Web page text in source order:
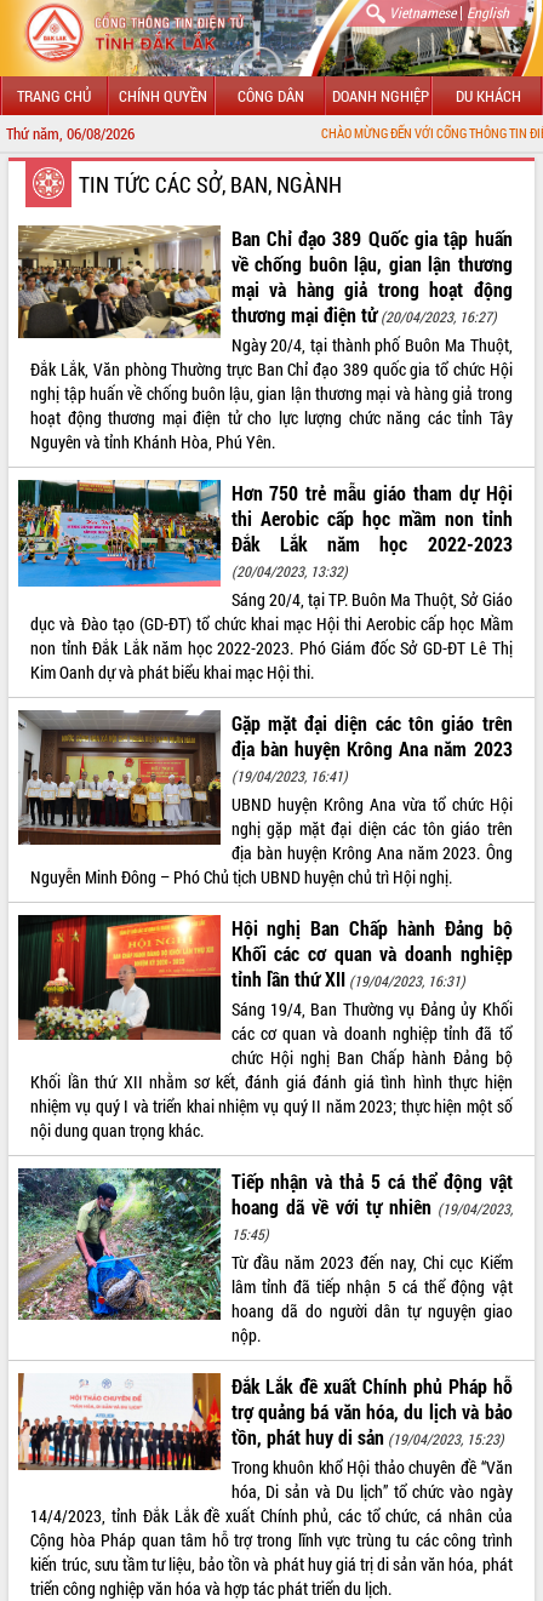
Vietnamese| English
TRANG CHỦ CHÍNH QUYỀN CÔNG DÂN DOANH NGHIỆP DU KHÁCH
Thứ năm, 06/08/2026 CHÀO MỪNG ĐẾN VỚI CỔNG THÔNG TIN ĐIỆN TỬ TỈNH
GIỚI THIỆU
LÃNH ĐẠO UBND TỈNH
TIN TỨC SỰ KIỆN
SỞ, BAN, NGÀNH
UBND CÁC XÃ, PHƯỜNG
THÔNG TIN CHỈ ĐẠO ĐIỀU HÀNH
HỆ THỐNG VĂN BẢN
VĂN BẢN HĐND TỈNH
ĐIỂM TIN VĂN BẢN
QUY HOẠCH - KẾ HOẠCH
VIDEO
Không có file video nào để phát.
ALBUM ẢNH
LIÊN KẾT WEB
THỐNG KÊ TRUY CẬP
TIN TỨC CÁC SỞ, BAN, NGÀNH
Ban Chỉ đạo 389 Quốc gia tập huấn
về chống buôn lậu, gian lận thương
mại và hàng giả trong hoạt động
thương mại điện tử (20/04/2023, 16:27)
Ngày 20/4, tại thành phố Buôn Ma Thuột,
Đắk Lắk, Văn phòng Thường trực Ban Chỉ đạo 389 quốc gia tổ chức Hội
nghị tập huấn về chống buôn lậu, gian lận thương mại và hàng giả trong
hoạt động thương mại điện tử cho lực lượng chức năng các tỉnh Tây
Nguyên và tỉnh Khánh Hòa, Phú Yên.
Hơn 750 trẻ mẫu giáo tham dự Hội
thi Aerobic cấp học mầm non tỉnh
Đắk Lắk năm học 2022-2023
(20/04/2023, 13:32)
Sáng 20/4, tại TP. Buôn Ma Thuột, Sở Giáo
dục và Đào tạo (GD-ĐT) tổ chức khai mạc Hội thi Aerobic cấp học Mầm
non tỉnh Đắk Lắk năm học 2022-2023. Phó Giám đốc Sở GD-ĐT Lê Thị
Kim Oanh dự và phát biểu khai mạc Hội thi.
Gặp mặt đại diện các tôn giáo trên
địa bàn huyện Krông Ana năm 2023
(19/04/2023, 16:41)
UBND huyện Krông Ana vừa tổ chức Hội
nghị gặp mặt đại diện các tôn giáo trên
địa bàn huyện Krông Ana năm 2023. Ông
Nguyễn Minh Đông – Phó Chủ tịch UBND huyện chủ trì Hội nghị.
Hội nghị Ban Chấp hành Đảng bộ
Khối các cơ quan và doanh nghiệp
tỉnh lần thứ XII (19/04/2023, 16:31)
Sáng 19/4, Ban Thường vụ Đảng ủy Khối
các cơ quan và doanh nghiệp tỉnh đã tổ
chức Hội nghị Ban Chấp hành Đảng bộ
Khối lần thứ XII nhằm sơ kết, đánh giá đánh giá tình hình thực hiện
nhiệm vụ quý I và triển khai nhiệm vụ quý II năm 2023; thực hiện một số
nội dung quan trọng khác.
Tiếp nhận và thả 5 cá thể động vật
hoang dã về với tự nhiên (19/04/2023,
15:45)
Từ đầu năm 2023 đến nay, Chi cục Kiểm
lâm tỉnh đã tiếp nhận 5 cá thể động vật
hoang dã do người dân tự nguyện giao
nộp.
Đắk Lắk đề xuất Chính phủ Pháp hỗ
trợ quảng bá văn hóa, du lịch và bảo
tồn, phát huy di sản (19/04/2023, 15:23)
Trong khuôn khổ Hội thảo chuyên đề “Văn
hóa, Di sản và Du lịch” tổ chức vào ngày
14/4/2023, tỉnh Đắk Lắk đề xuất Chính phủ, các tổ chức, cá nhân của
Cộng hòa Pháp quan tâm hỗ trợ trong lĩnh vực trùng tu các công trình
kiến trúc, sưu tầm tư liệu, bảo tồn và phát huy giá trị di sản văn hóa, phát
triển công nghiệp văn hóa và hợp tác phát triển du lịch.